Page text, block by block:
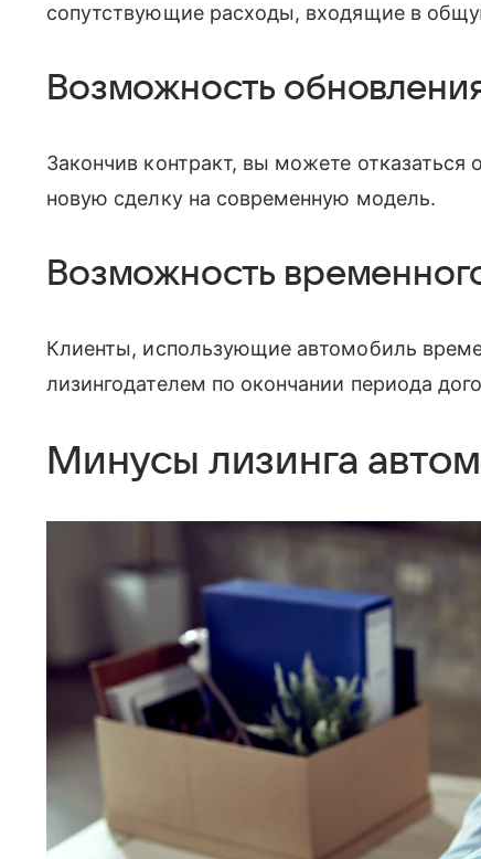
сопутствующие расходы, входящие в
Возможность
Закончив контракт, вы можете
новую сделку на современную модель.
Возможность
Клиенты, использующие автомобиль
лизингодателем по окончании периода
Минусы лизинга